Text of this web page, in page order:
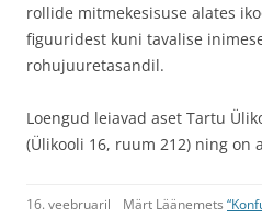
rollide mitmekesisuse alates
figuuridest kuni tavalise
rohujuuretasandil.
Loengud leiavad aset Tartu
(Ülikooli 16, ruum 212) ning on
16. veebruaril
Märt Läänemets